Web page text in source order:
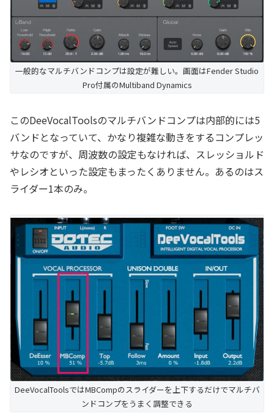
一般的なマルチバンドコンプは設定が難しい。画面はFender Studio
Pro付属のMultiband Dynamics
このDeeVocalToolsのマルチバンドコンプは内部的には5
バンドとなっていて、かなり複雑な動きをするコンプレッ
サなのですが、周波数の設定もなければ、スレッショルド
やレシオといった設定もまったくありません。あるのはス
ライダー1本のみ。
DeeVocalToolsではMBCompのスライダーを上下するだけでマルチバ
ンドコンプをうまく調整できる